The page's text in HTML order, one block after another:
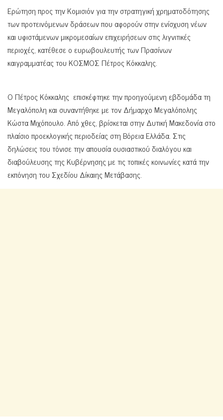
Ερώτηση προς την Κομισιόν για την στρατηγική χρηματοδότησης
των προτεινόμενων δράσεων που αφορούν στην ενίσχυση νέων
και υφιστάμενων μικρομεσαίων επιχειρήσεων στις λιγνιτικές
περιοχές, κατέθεσε ο ευρωβουλευτής των Πρασίνων
καιγραμματέας του ΚΟΣΜΟΣ Πέτρος Κόκκαλης.
Ο Πέτρος Κόκκαλης επισκέφτηκε την προηγούμενη εβδομάδα τη
Μεγαλόπολη και συναντήθηκε με τον Δήμαρχο Μεγαλόπολης
Κώστα Μιχόπουλο. Από χθες, βρίσκεται στην Δυτική Μακεδονία στο
πλαίσιο προεκλογικής περιοδείας στη Βόρεια Ελλάδα. Στις
δηλώσεις του τόνισε την απουσία ουσιαστικού διαλόγου και
διαβούλευσης της Κυβέρνησης με τις τοπικές κοινωνίες κατά την
εκπόνηση του Σχεδίου Δίκαιης Μετάβασης.